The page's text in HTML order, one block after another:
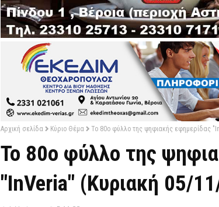
Αρχική σελίδα Κύριο Θέμα Το 80o φύλλο της ψηφιακής εφημερίδας
Το 80o φύλλο της
"InVeria" (Κυριακή 05/